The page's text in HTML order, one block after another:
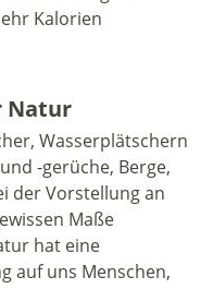
Kalorien
Natur
Wasserplätschern
-gerüche, Berge,
der Vorstellung an
Maße
hat eine
auf uns Menschen,